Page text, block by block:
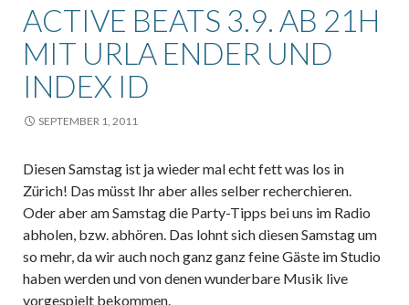
ACTIVE BEATS 3.9. AB 21H
MIT URLA ENDER UND
INDEX ID
SEPTEMBER 1, 2011
Diesen Samstag ist ja wieder mal echt fett was los in
Zürich! Das müsst Ihr aber alles selber recherchieren.
Oder aber am Samstag die Party-Tipps bei uns im Radio
abholen, bzw. abhören. Das lohnt sich diesen Samstag um
so mehr, da wir auch noch ganz ganz feine Gäste im Studio
haben werden und von denen wunderbare Musik live
vorgespielt bekommen.